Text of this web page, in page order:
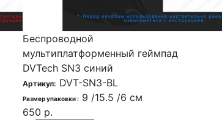
Беспроводной
мультиплатформенный геймпад
DVTech SN3 синий
Артикул: DVT-SN3-BL
Размер упаковки : 9 /15.5 /6 см
650 р.